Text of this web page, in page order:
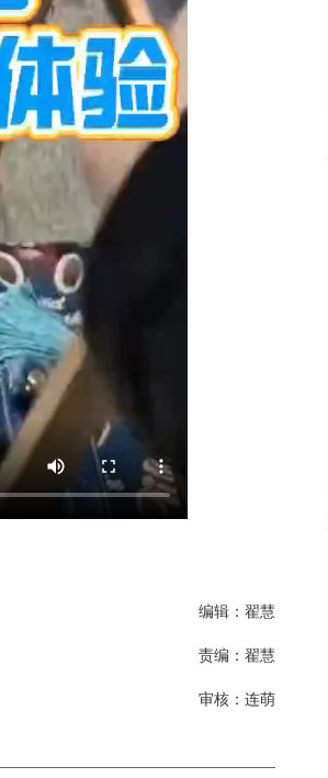
编辑：翟慧
责编：翟慧
审核：连萌